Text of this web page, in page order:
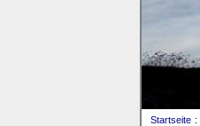
Startseite :